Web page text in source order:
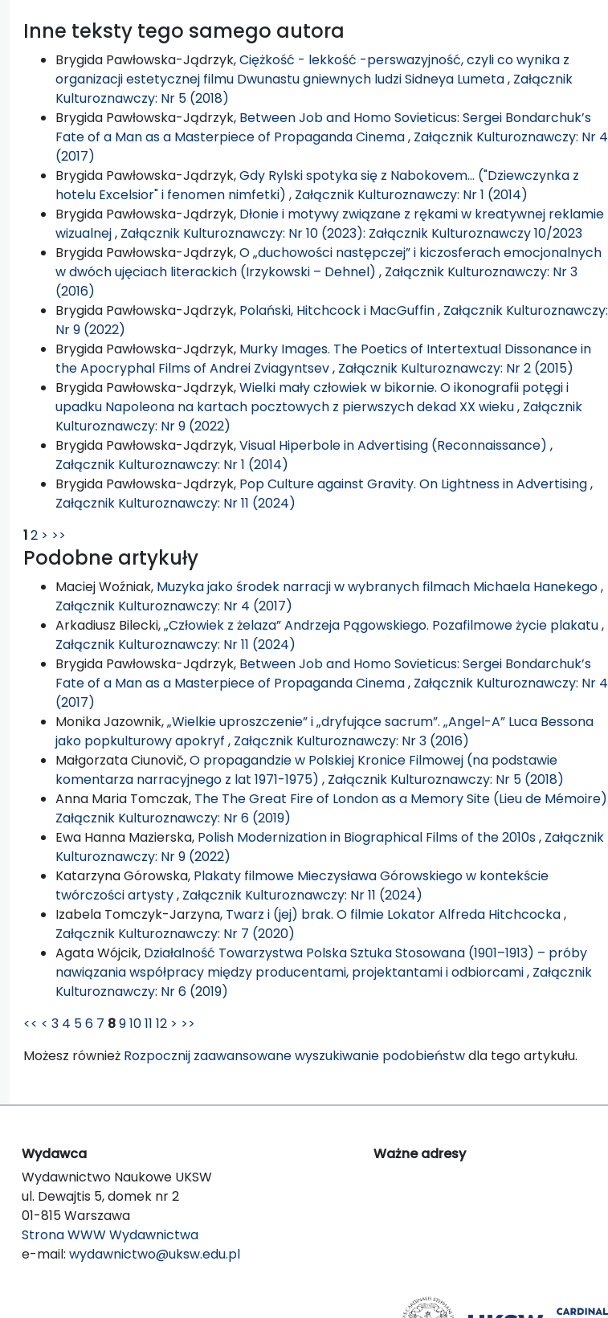
Inne teksty tego samego autora
Brygida Pawłowska-Jądrzyk,Ciężkość - lekkość -perswazyjność, czyli co wynika z
organizacji estetycznej filmu Dwunastu gniewnych ludzi Sidneya Lumeta, Załącznik
Kulturoznawczy: Nr 5 (2018)
Brygida Pawłowska-Jądrzyk, Between Job and Homo Sovieticus: Sergei Bondarchuk’s
Fate of a Man as a Masterpiece of Propaganda Cinema, Załącznik Kulturoznawczy: Nr 4
(2017)
Brygida Pawłowska-Jądrzyk,Gdy Rylski spotyka się z Nabokovem… ("Dziewczynka z
hotelu Excelsior" i fenomen nimfetki) , Załącznik Kulturoznawczy: Nr 1 (2014)
Brygida Pawłowska-Jądrzyk, Dłonie i motywy związane z rękami w kreatywnej reklamie
wizualnej, Załącznik Kulturoznawczy: Nr 10 (2023): Załącznik Kulturoznawczy 10/2023
Brygida Pawłowska-Jądrzyk,O „duchowości następczej” i kiczosferach emocjonalnych
w dwóch ujęciach literackich (Irzykowski – Dehnel) , Załącznik Kulturoznawczy: Nr 3
(2016)
Brygida Pawłowska-Jądrzyk, Polański, Hitchcock i MacGuffin, Załącznik Kulturoznawczy:
Nr 9 (2022)
Brygida Pawłowska-Jądrzyk, Murky Images. The Poetics of Intertextual Dissonance in
the Apocryphal Films of Andrei Zviagyntsev, Załącznik Kulturoznawczy: Nr 2 (2015)
Brygida Pawłowska-Jądrzyk,Wielki mały człowiek w bikornie. O ikonografii potęgi i
upadku Napoleona na kartach pocztowych z pierwszych dekad XX wieku, Załącznik
Kulturoznawczy: Nr 9 (2022)
Brygida Pawłowska-Jądrzyk,Visual Hiperbole in Advertising (Reconnaissance) ,
Załącznik Kulturoznawczy: Nr 1 (2014)
Brygida Pawłowska-Jądrzyk, Pop Culture against Gravity. On Lightness in Advertising,
Załącznik Kulturoznawczy: Nr 11 (2024)
12 > >>
Podobne artykuły
Maciej Woźniak, Muzyka jako środek narracji w wybranych filmach Michaela Hanekego,
Załącznik Kulturoznawczy: Nr 4 (2017)
Arkadiusz Bilecki,„Człowiek z żelaza” Andrzeja Pągowskiego. Pozafilmowe życie plakatu,
Załącznik Kulturoznawczy: Nr 11 (2024)
Brygida Pawłowska-Jądrzyk, Between Job and Homo Sovieticus: Sergei Bondarchuk’s
Fate of a Man as a Masterpiece of Propaganda Cinema, Załącznik Kulturoznawczy: Nr 4
(2017)
Monika Jazownik,„Wielkie uproszczenie” i „dryfujące sacrum”. „Angel-A” Luca Bessona
jako popkulturowy apokryf , Załącznik Kulturoznawczy: Nr 3 (2016)
Małgorzata Ciunovič,O propagandzie w Polskiej Kronice Filmowej (na podstawie
komentarza narracyjnego z lat 1971-1975) , Załącznik Kulturoznawczy: Nr 5 (2018)
Anna Maria Tomczak, The The Great Fire of London as a Memory Site (Lieu de Mémoire)
Załącznik Kulturoznawczy: Nr 6 (2019)
Ewa Hanna Mazierska, Polish Modernization in Biographical Films of the 2010s, Załącznik
Kulturoznawczy: Nr 9 (2022)
Katarzyna Górowska, Plakaty filmowe Mieczysława Górowskiego w kontekście
twórczości artysty, Załącznik Kulturoznawczy: Nr 11 (2024)
Izabela Tomczyk-Jarzyna, Twarz i (jej) brak. O filmie Lokator Alfreda Hitchcocka,
Załącznik Kulturoznawczy: Nr 7 (2020)
Agata Wójcik, Działalność Towarzystwa Polska Sztuka Stosowana (1901–1913) – próby
nawiązania współpracy między producentami, projektantami i odbiorcami, Załącznik
Kulturoznawczy: Nr 6 (2019)
<< < 3 4 56 7 891011 12 > >>
Możesz również Rozpocznij zaawansowane wyszukiwanie podobieństwdla tego artykułu.
Wydawca
Wydawnictwo Naukowe UKSW
ul. Dewajtis 5, domek nr 2
01-815 Warszawa
Strona WWW Wydawnictwa
e-mail: wydawnictwo@uksw.edu.pl
Ważne adresy